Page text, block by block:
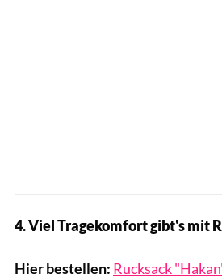
4. Viel Tragekomfort gibt's mit
Hier bestellen: Rucksack